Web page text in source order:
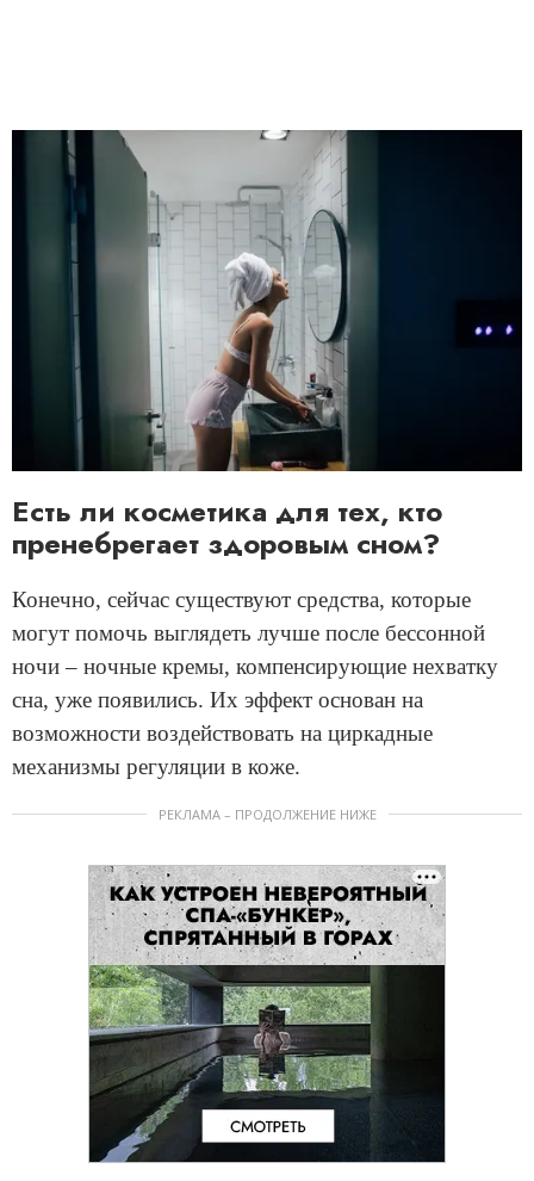
Есть ли косметика для тех, кто
пренебрегает здоровым сном?
Конечно, сейчас существуют средства, которые
могут помочь выглядеть лучше после бессонной
ночи – ночные кремы, компенсирующие нехватку
сна, уже появились. Их эффект основан на
возможности воздействовать на циркадные
механизмы регуляции в коже.
РЕКЛАМА – ПРОДОЛЖЕНИЕ НИЖЕ